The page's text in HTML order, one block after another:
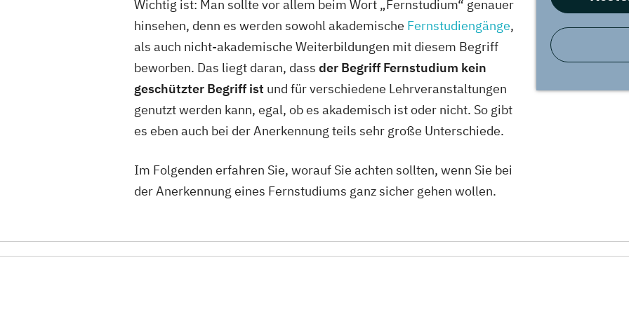
Wichtig ist: Man sollte vor allem beim Wort „Fernstudium“ genauer
hinsehen, denn es werden sowohl akademische Fernstudiengänge,
als auch nicht-akademische Weiterbildungen mit diesem Begriff
beworben. Das liegt daran, dass der Begriff Fernstudium kein
geschützter Begriff ist und für verschiedene Lehrveranstaltungen
genutzt werden kann, egal, ob es akademisch ist oder nicht. So gibt
es eben auch bei der Anerkennung teils sehr große Unterschiede.
Im Folgenden erfahren Sie, worauf Sie achten sollten, wenn Sie bei
der Anerkennung eines Fernstudiums ganz sicher gehen wollen.